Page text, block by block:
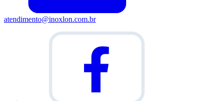
atendimento@inoxlon.com.br